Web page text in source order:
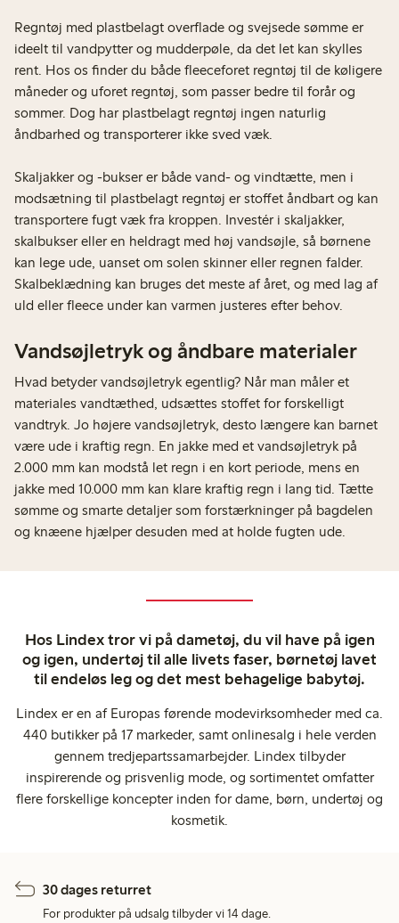
Regntøj med plastbelagt overflade og svejsede sømme er
ideelt til vandpytter og mudderpøle, da det let kan skylles
rent. Hos os finder du både fleeceforet regntøj til de køligere
måneder og uforet regntøj, som passer bedre til forår og
sommer. Dog har plastbelagt regntøj ingen naturlig
åndbarhed og transporterer ikke sved væk.
Skaljakker og -bukser er både vand- og vindtætte, men i
modsætning til plastbelagt regntøj er stoffet åndbart og kan
transportere fugt væk fra kroppen. Investér i skaljakker,
skalbukser eller en heldragt med høj vandsøjle, så børnene
kan lege ude, uanset om solen skinner eller regnen falder.
Skalbeklædning kan bruges det meste af året, og med lag af
uld eller fleece under kan varmen justeres efter behov.
Vandsøjletryk og åndbare materialer
Hvad betyder vandsøjletryk egentlig? Når man måler et
materiales vandtæthed, udsættes stoffet for forskelligt
vandtryk. Jo højere vandsøjletryk, desto længere kan barnet
være ude i kraftig regn. En jakke med et vandsøjletryk på
2.000 mm kan modstå let regn i en kort periode, mens en
jakke med 10.000 mm kan klare kraftig regn i lang tid. Tætte
sømme og smarte detaljer som forstærkninger på bagdelen
og knæene hjælper desuden med at holde fugten ude.
Hos Lindex tror vi på dametøj, du vil have på igen
og igen, undertøj til alle livets faser, børnetøj lavet
til endeløs leg og det mest behagelige babytøj.
Lindex er en af Europas førende modevirksomheder med ca.
440 butikker på 17 markeder, samt onlinesalg i hele verden
gennem tredjepartssamarbejder. Lindex tilbyder
inspirerende og prisvenlig mode, og sortimentet omfatter
flere forskellige koncepter inden for dame, børn, undertøj og
kosmetik.
30 dages returret
For produkter på udsalg tilbyder vi 14 dage.